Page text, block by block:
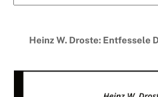
Heinz W. Droste: Entfessele